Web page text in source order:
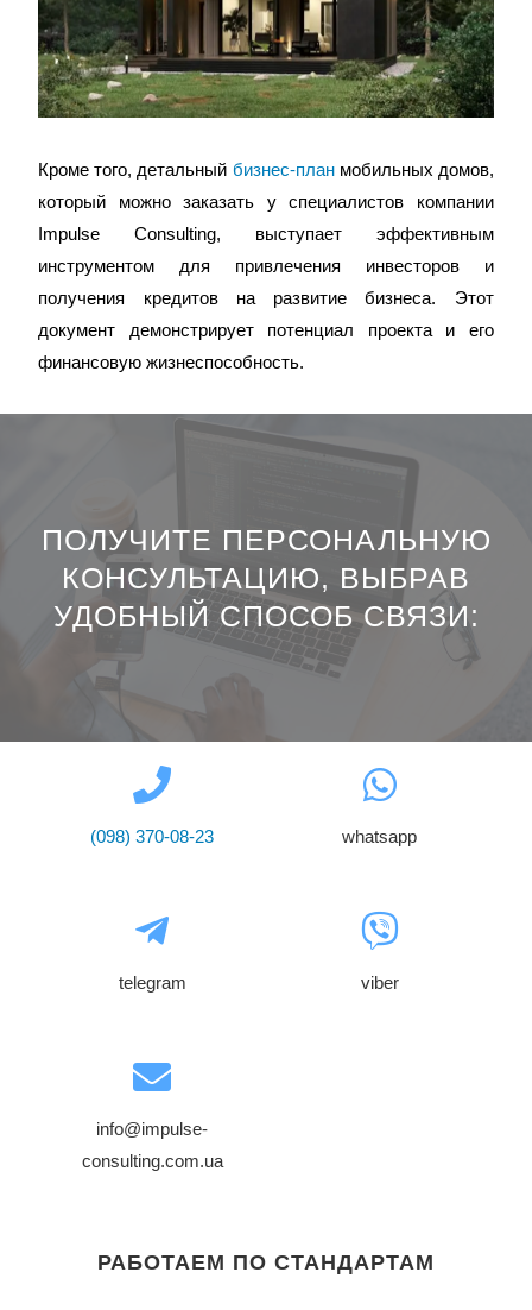
Кроме того, детальный бизнес-план мобильных домов,
который можно заказать у специалистов компании
Impulse Consulting, выступает эффективным
инструментом для привлечения инвесторов и
получения кредитов на развитие бизнеса. Этот
документ демонстрирует потенциал проекта и его
финансовую жизнеспособность.
ПОЛУЧИТЕ ПЕРСОНАЛЬНУЮ
КОНСУЛЬТАЦИЮ, ВЫБРАВ
УДОБНЫЙ СПОСОБ СВЯЗИ:
(098) 370-08-23 whatsapp
telegram viber
info@impulse-
consulting.com.ua
РАБОТАЕМ ПО СТАНДАРТАМ